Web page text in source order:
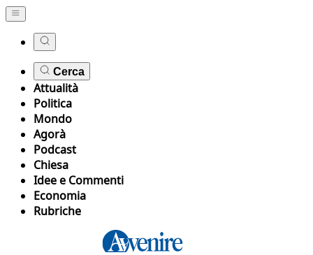
Cerca
Attualità
Politica
Mondo
Agorà
Podcast
Chiesa
Idee e Commenti
Economia
Rubriche